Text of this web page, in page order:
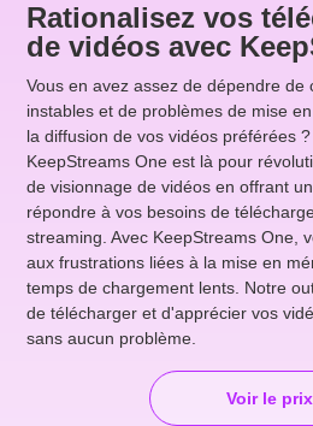
Rationalisez vos
de vidéos avec
Vous en avez assez de dépendre de
instables et de problèmes de mise
la diffusion de vos vidéos préférées
KeepStreams One est là pour
de visionnage de vidéos en offrant
répondre à vos besoins de
streaming. Avec KeepStreams One,
aux frustrations liées à la mise en
temps de chargement lents. Notre
de télécharger et d'apprécier vos
sans aucun problème.
Voir le prix